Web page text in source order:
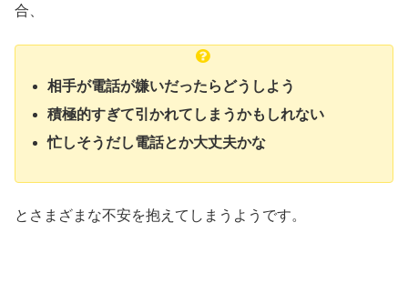
合、
相手が電話が嫌いだったらどうしよう
積極的すぎて引かれてしまうかもしれない
忙しそうだし電話とか大丈夫かな
とさまざまな不安を抱えてしまうようです。